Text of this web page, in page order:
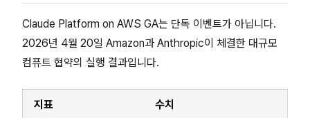
Claude Platform on AWS GA는 단독 이벤트가 아닙니다.
2026년 4월 20일 Amazon과 Anthropic이 체결한 대규모
컴퓨트 협약의 실행 결과입니다.
지표 수치